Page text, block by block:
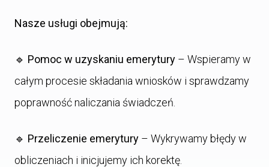
Nasze usługi obejmują:
🔹 Pomoc w uzyskaniu emerytury – Wspieramy w
całym procesie składania wniosków i sprawdzamy
poprawność naliczania świadczeń.
🔹 Przeliczenie emerytury – Wykrywamy błędy w
obliczeniach i inicjujemy ich korektę.